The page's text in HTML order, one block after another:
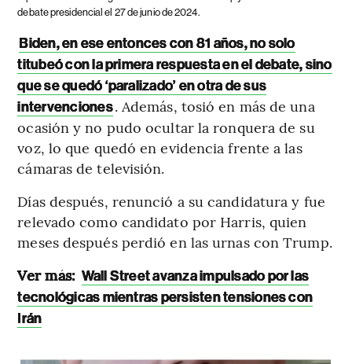
debate presidencial el 27 de junio de 2024.
Biden, en ese entonces con 81 años, no solo
titubeó con la primera respuesta en el debate, sino
que se quedó ‘paralizado’ en otra de sus
intervenciones. Además, tosió en más de una
ocasión y no pudo ocultar la ronquera de su
voz, lo que quedó en evidencia frente a las
cámaras de televisión.
Días después, renunció a su candidatura y fue
relevado como candidato por Harris, quien
meses después perdió en las urnas con Trump.
Ver más: Wall Street avanza impulsado por las
tecnológicas mientras persisten tensiones con
Irán